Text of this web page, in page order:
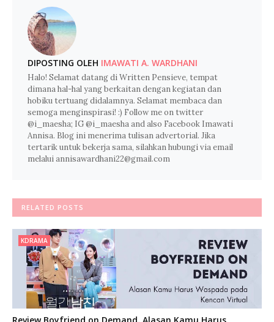
DIPOSTING OLEH IMAWATI A. WARDHANI
Halo! Selamat datang di Written Pensieve, tempat
dimana hal-hal yang berkaitan dengan kegiatan dan
hobiku tertuang didalamnya. Selamat membaca dan
semoga menginspirasi! :) Follow me on twitter
@i_maesha; IG @i_maesha and also Facebook Imawati
Annisa. Blog ini menerima tulisan advertorial. Jika
tertarik untuk bekerja sama, silahkan hubungi via email
melalui annisawardhani22@gmail.com
RELATED POSTS
KDRAMA